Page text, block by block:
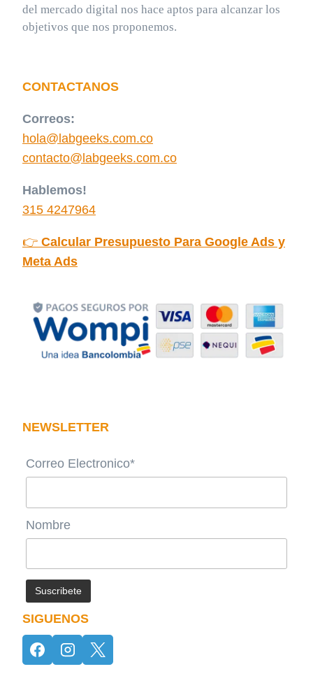
del mercado digital nos hace aptos para alcanzar los
objetivos que nos proponemos.
CONTACTANOS
Correos:
hola@labgeeks.com.co
contacto@labgeeks.com.co
Hablemos!
315 4247964
👉​ Calcular Presupuesto Para Google Ads y
Meta Ads
NEWSLETTER
Correo Electronico*
Nombre
SIGUENOS